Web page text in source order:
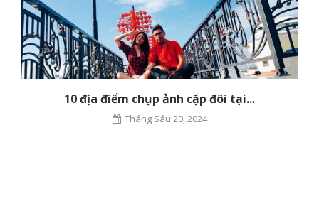
10 địa điểm chụp ảnh cặp đôi tại...
Tháng Sáu 20, 2024